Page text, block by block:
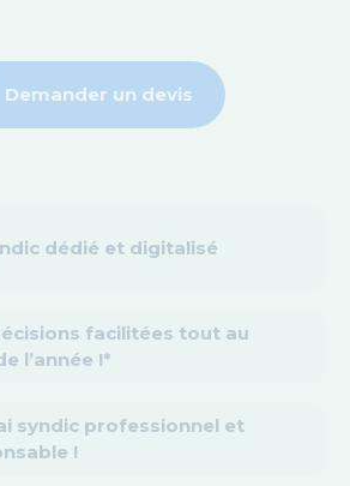
Demander un devis
dédié et digitalisé
facilitées tout au
l’année !*
syndic professionnel et
!